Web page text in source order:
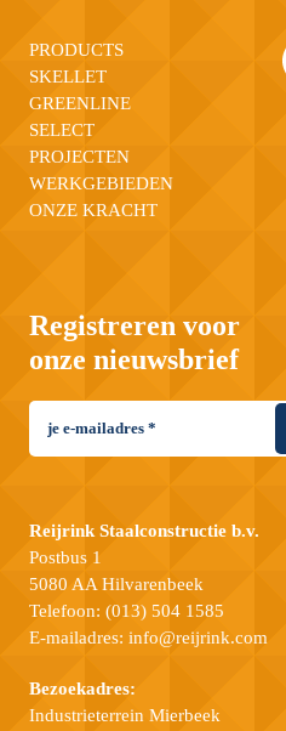
PRODUCTS
SKELLET
GREENLINE
SELECT
PROJECTEN
WERKGEBIEDEN
ONZE KRACHT
Registreren voor
onze nieuwsbrief
Reijrink Staalconstructie b.v.
Postbus 1
5080 AA Hilvarenbeek
Telefoon: (013) 504 1585
E-mailadres: info@reijrink.com
Bezoekadres:
Industrieterrein Mierbeek